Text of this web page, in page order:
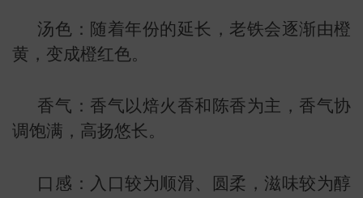
汤色：随着年份的延长，老铁会逐渐由橙
黄，变成橙红色。
香气：香气以焙火香和陈香为主，香气协
调饱满，高扬悠长。
口感：入口较为顺滑、圆柔，滋味较为醇